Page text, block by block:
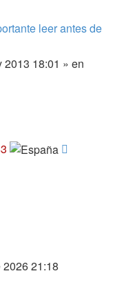
leer antes de
2013 18:01 » en
2026 21:18